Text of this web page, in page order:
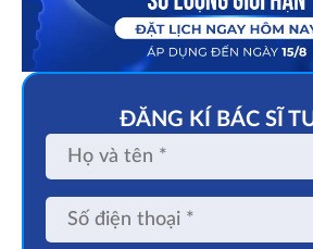
ĐĂNG KÍ BÁC SĨ
Họ
tên
Số
điện
thoại